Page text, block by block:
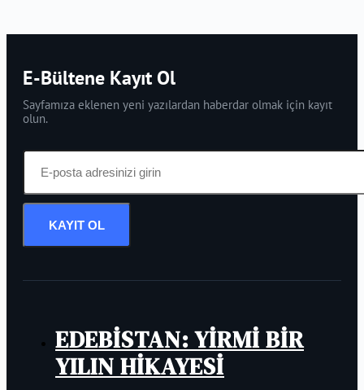
E-Bültene Kayıt Ol
Sayfamıza eklenen yeni yazılardan haberdar olmak için kayıt
olun.
KAYIT OL
EDEBİSTAN: YİRMİ BİR
YILIN HİKAYESİ